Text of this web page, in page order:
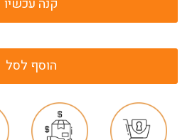
קנה עכשיו
הוסף לסל